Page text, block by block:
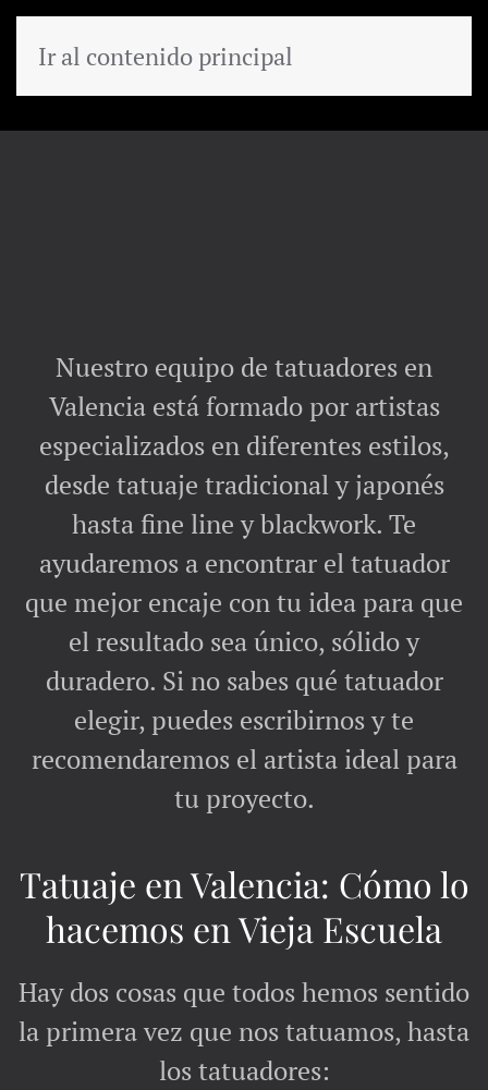
Ir al contenido principal
Nuestro equipo de tatuadores en
Valencia está formado por artistas
especializados en diferentes estilos,
desde tatuaje tradicional y japonés
hasta fine line y blackwork. Te
ayudaremos a encontrar el tatuador
que mejor encaje con tu idea para que
el resultado sea único, sólido y
duradero. Si no sabes qué tatuador
elegir, puedes escribirnos y te
recomendaremos el artista ideal para
tu proyecto.
Tatuaje en Valencia: Cómo lo
hacemos en Vieja Escuela
Hay dos cosas que todos hemos sentido
la primera vez que nos tatuamos, hasta
los tatuadores: